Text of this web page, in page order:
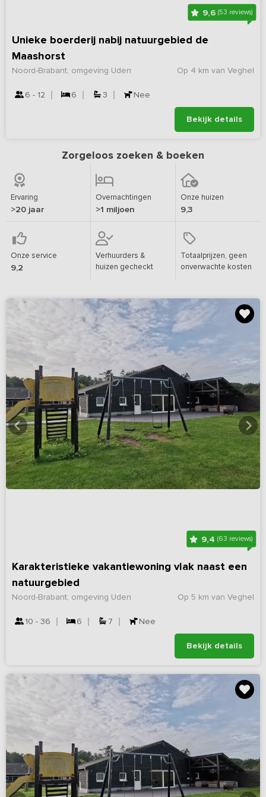
9,6 (53 reviews)
Unieke boerderij nabij natuurgebied de
Maashorst
Op 4 km van Veghel
Noord-Brabant, omgeving Uden
6 - 12 6 3 Nee
Bekijk details
Zorgeloos zoeken & boeken
Ervaring
>20 jaar
Overnachtingen
>1 miljoen
Onze huizen
9,3
Onze service
9,2
Verhuurders &
huizen gecheckt
Totaalprijzen, geen
onverwachte kosten
9,4 (63 reviews)
Karakteristieke vakantiewoning vlak naast een
natuurgebied
Op 5 km van Veghel
Noord-Brabant, omgeving Uden
10 - 36 6 7 Nee
Bekijk details